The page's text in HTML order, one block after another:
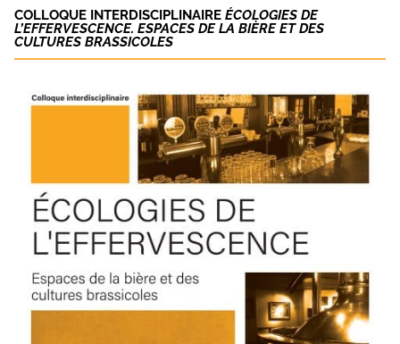
COLLOQUE INTERDISCIPLINAIRE ÉCOLOGIES DE
L’EFFERVESCENCE. ESPACES DE LA BIÈRE ET DES
CULTURES BRASSICOLES